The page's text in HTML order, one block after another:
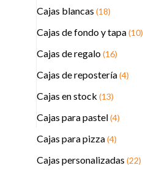
Cajas blancas (18)
Cajas de fondo y tapa(10)
Cajas de regalo(16)
Cajas de repostería(4)
Cajas en stock (13)
Cajas para pastel(4)
Cajas para pizza(4)
Cajas personalizadas (22)